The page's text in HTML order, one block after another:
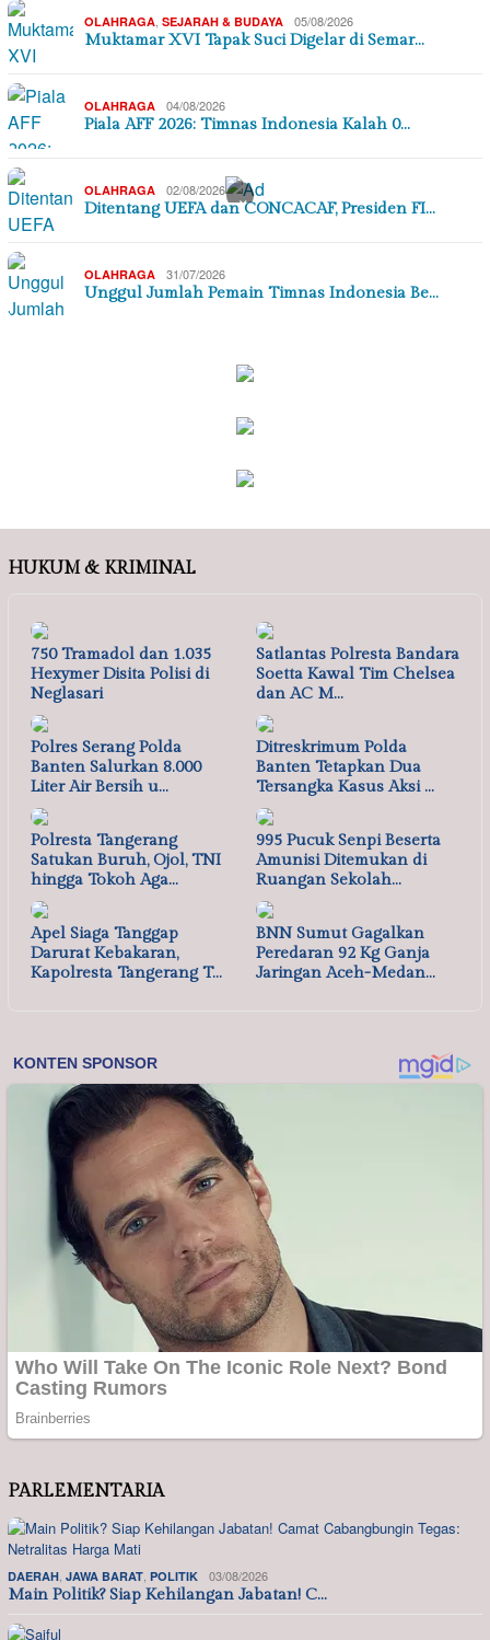
OLAHRAGA SEJARAH & BUDAYA 05/08/2026
Muktamar XVI Tapak Suci Digelar di Semar…
OLAHRAGA 04/08/2026
Piala AFF 2026: Timnas Indonesia Kalah 0…
OLAHRAGA 02/08/2026
Ditentang UEFA dan CONCACAF, Presiden FI…
OLAHRAGA 31/07/2026
Unggul Jumlah Pemain Timnas Indonesia Be…
HUKUM & KRIMINAL
750 Tramadol dan 1.035
Hexymer Disita Polisi di
Neglasari
Satlantas Polresta Bandara
Soetta Kawal Tim Chelsea
dan AC M…
Polres Serang Polda
Banten Salurkan 8.000
Liter Air Bersih u…
Ditreskrimum Polda
Banten Tetapkan Dua
Tersangka Kasus Aksi …
Polresta Tangerang
Satukan Buruh, Ojol, TNI
hingga Tokoh Aga…
995 Pucuk Senpi Beserta
Amunisi Ditemukan di
Ruangan Sekolah…
Apel Siaga Tanggap
Darurat Kebakaran,
Kapolresta Tangerang T…
BNN Sumut Gagalkan
Peredaran 92 Kg Ganja
Jaringan Aceh-Medan…
PARLEMENTARIA
DAERAH JAWA BARAT POLITIK 03/08/2026
Main Politik? Siap Kehilangan Jabatan! C…
×